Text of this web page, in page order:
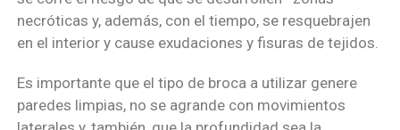
necróticas y, además, con el tiempo, se resquebrajen
en el interior y cause exudaciones y fisuras de tejidos.
Es importante que el tipo de broca a utilizar genere
paredes limpias, no se agrande con movimientos